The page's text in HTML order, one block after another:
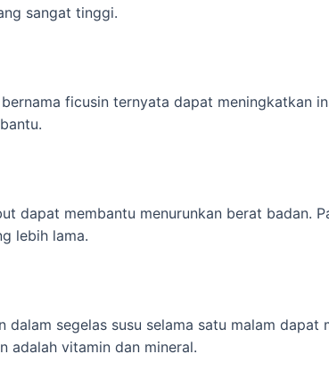
sangat tinggi.
ficusin ternyata dapat meningkatkan
dapat membantu menurunkan berat badan.
lebih lama.
dalam segelas susu selama satu malam
adalah vitamin dan mineral.